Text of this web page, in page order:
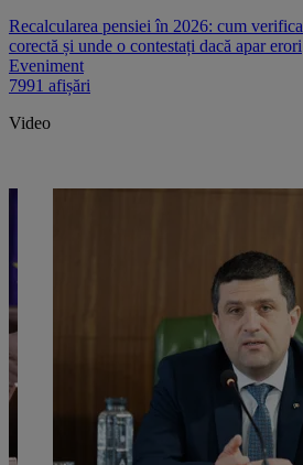
Recalcularea pensiei în 2026: cum
corectă și unde o contestați dacă apar erori
Eveniment
7991 afișări
Video